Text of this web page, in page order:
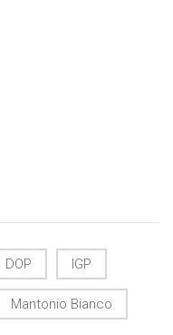
DOP IGP
Mantonio Bianco